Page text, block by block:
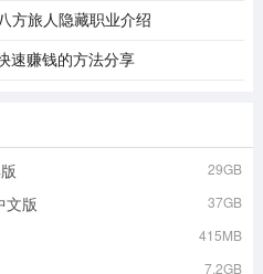
方旅人隐藏职业介绍
速赚钱的方法分享
29GB
文版 37GB
415MB
7.2GB